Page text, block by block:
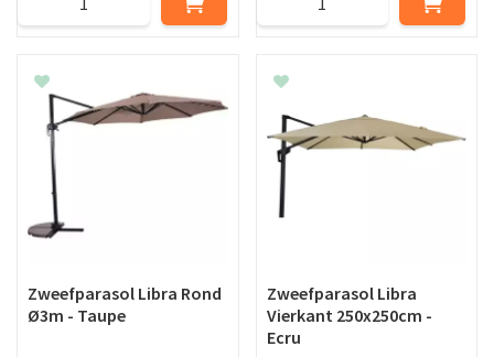
Zweefparasol Libra Rond
Ø3m - Taupe
Zweefparasol Libra
Vierkant 250x250cm -
Ecru